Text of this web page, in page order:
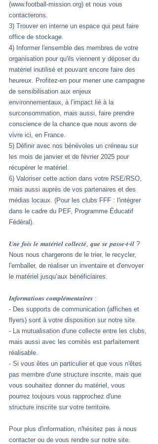
(www.football-mission.org) et nous vous
contacterons.
3) Trouver en interne un espace qui peut faire
office de stockage.
4) Informer l'ensemble des membres de votre
organisation pour qu'ils viennent y déposer du
matériel inutilisé et pouvant encore faire des
heureux. Profitez-en pour mener une campagne
de sensibilisation aux enjeux
environnementaux, à l’impact lié à la
surconsommation, mais aussi, faire prendre
conscience de la chance que nous avons de
vivre ici, en France.
5) Définir avec nos bénévoles un créneau sur
les mois de janvier et de février 2025 pour
récupérer le matériel.
6) Valoriser cette action dans votre RSE/RSO,
mais aussi auprès de vos partenaires et des
médias locaux. (Pour les clubs FFF : l'intégrer
dans le cadre du PEF, Programme Éducatif
Fédéral).
𝑼𝒏𝒆 𝒇𝒐𝒊𝒔 𝒍𝒆 𝒎𝒂𝒕𝒆́𝒓𝒊𝒆𝒍 𝒄𝒐𝒍𝒍𝒆𝒄𝒕𝒆́, 𝒒𝒖𝒆 𝒔𝒆 𝒑𝒂𝒔𝒔𝒆-𝒕-𝒊𝒍 ?
Nous nous chargerons de le trier, le recycler,
l'emballer, de réaliser un inventaire et d'envoyer
le matériel jusqu’aux bénéficiaires.
𝑰𝒏𝒇𝒐𝒓𝒎𝒂𝒕𝒊𝒐𝒏𝒔 𝒄𝒐𝒎𝒑𝒍𝒆́𝒎𝒆𝒏𝒕𝒂𝒊𝒓𝒆𝒔 :
- Des supports de communication (affiches et
flyers) sont à votre disposition sur notre site.
- La mutualisation d'une collecte entre les clubs,
mais aussi avec les comités est parfaitement
réalisable.
- Si vous êtes un particulier et que vous n'êtes
pas membre d'une structure inscrite, mais que
vous souhaitez donner du matériel, vous
pourrez toujours vous rapprochez d'une
structure inscrite sur votre territoire.
Pour plus d'information, n'hésitez pas à nous
contacter ou de vous rendre sur notre site.